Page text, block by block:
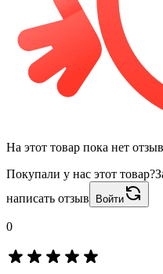
На этот товар пока нет
Покупали у нас этот товар?
написать отзыв
Войти
0